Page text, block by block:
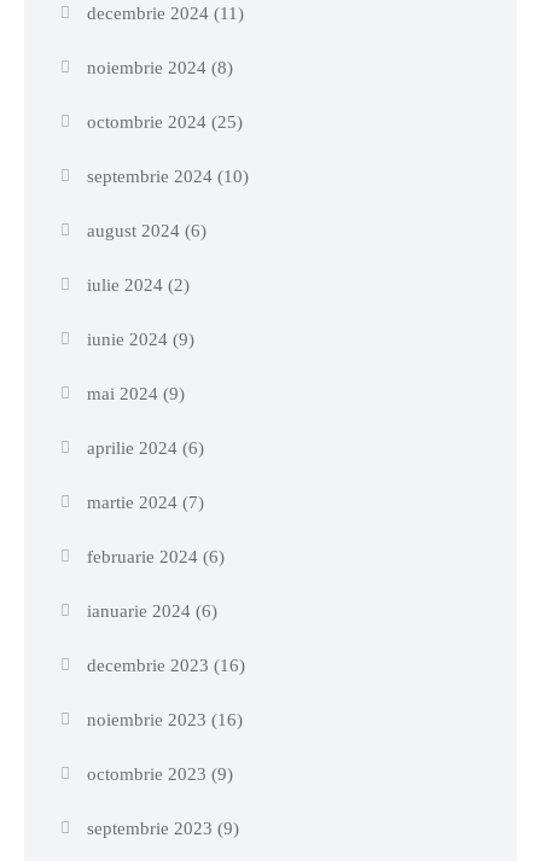
decembrie 2024(11)
noiembrie 2024(8)
octombrie 2024(25)
septembrie 2024(10)
august 2024(6)
iulie 2024(2)
iunie 2024(9)
mai 2024(9)
aprilie 2024(6)
martie 2024(7)
februarie 2024(6)
ianuarie 2024(6)
decembrie 2023 (16)
noiembrie 2023 (16)
octombrie 2023 (9)
septembrie 2023 (9)